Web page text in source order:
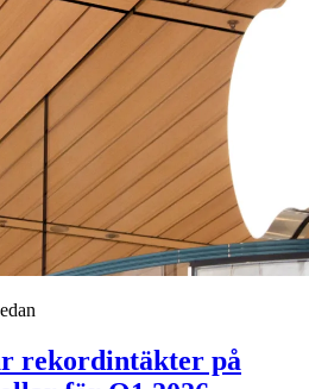
rekordintäkter på